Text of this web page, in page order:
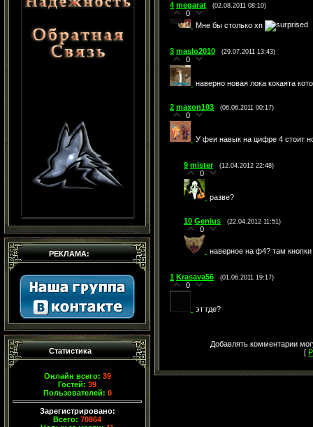
РЕКЛАМА:
Статистика
Онлайн всего: 39
Гостей: 39
Пользователей: 0
Зарегистрировано:
Всего: 70864
4 megarat (02.08.2011 08:10)
0
Мне бы столько хп
3 maslo2010 (29.07.2011 13:43)
0
наверно новая лока кокаята
2 maxon103 (06.06.2011 00:17)
0
У феи навык на цифре 4 стоит
9 mister (12.04.2012 22:48)
0
разве?
10 Genius (22.04.2012 11:51)
0
наверное на ф4? там
1 Krasava56 (01.06.2011 19:17)
0
эт где?
Добавлять комментарии
[